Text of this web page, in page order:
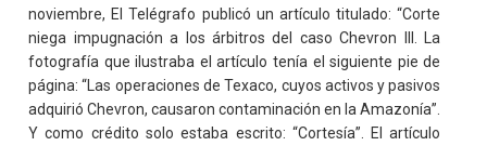
noviembre, El Telégrafo publicó un artículo titulado: “Corte
niega impugnación a los árbitros del caso Chevron III. La
fotografía que ilustraba el artículo tenía el siguiente pie de
página: “Las operaciones de Texaco, cuyos activos y pasivos
adquirió Chevron, causaron contaminación en la Amazonía”.
Y como crédito solo estaba escrito: “Cortesía”. El artículo